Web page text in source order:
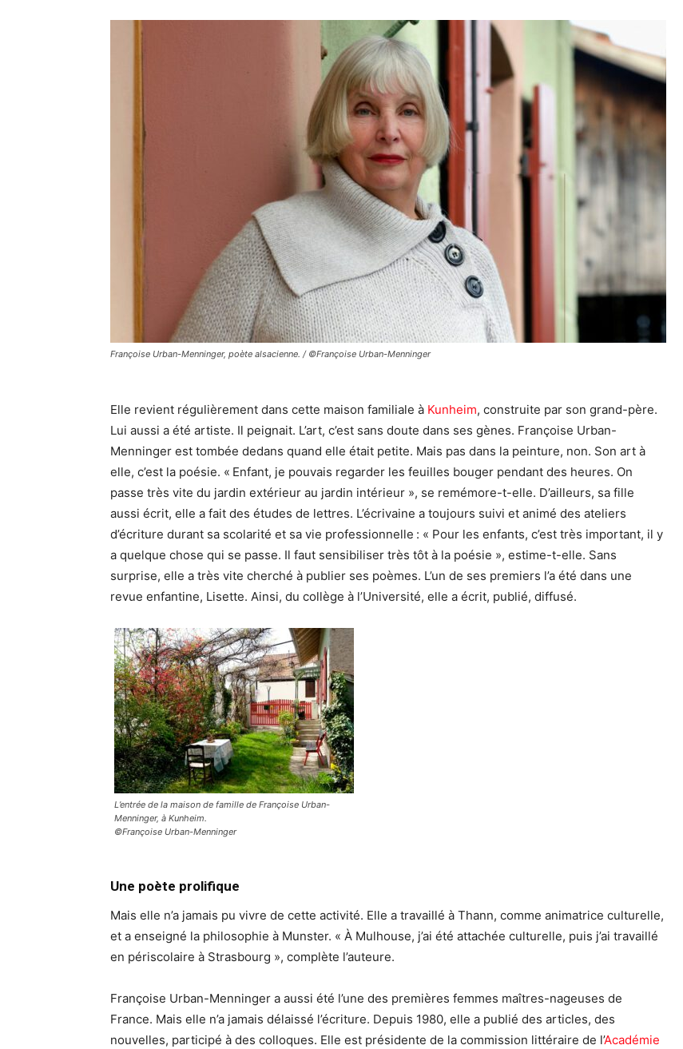
Françoise Urban-Menninger, poète alsacienne. / ©Françoise Urban-Menninger
Elle revient régulièrement dans cette maison familiale à Kunheim, construite par son grand-père.
Lui aussi a été artiste. Il peignait. L’art, c’est sans doute dans ses gènes. Françoise Urban-
Menninger est tombée dedans quand elle était petite. Mais pas dans la peinture, non. Son art à
elle, c’est la poésie. « Enfant, je pouvais regarder les feuilles bouger pendant des heures. On
passe très vite du jardin extérieur au jardin intérieur », se remémore-t-elle. D’ailleurs, sa fille
aussi écrit, elle a fait des études de lettres. L’écrivaine a toujours suivi et animé des ateliers
d’écriture durant sa scolarité et sa vie professionnelle : « Pour les enfants, c’est très important, il y
a quelque chose qui se passe. Il faut sensibiliser très tôt à la poésie », estime-t-elle. Sans
surprise, elle a très vite cherché à publier ses poèmes. L’un de ses premiers l’a été dans une
revue enfantine, Lisette. Ainsi, du collège à l’Université, elle a écrit, publié, diffusé.
L’entrée de la maison de famille de Françoise Urban-
Menninger, à Kunheim.
©Françoise Urban-Menninger
Une poète prolifique
Mais elle n’a jamais pu vivre de cette activité. Elle a travaillé à Thann, comme animatrice culturelle,
et a enseigné la philosophie à Munster. « À Mulhouse, j’ai été attachée culturelle, puis j’ai travaillé
en périscolaire à Strasbourg », complète l’auteure.
Françoise Urban-Menninger a aussi été l’une des premières femmes maîtres-nageuses de
France. Mais elle n’a jamais délaissé l’écriture. Depuis 1980, elle a publié des articles, des
nouvelles, participé à des colloques. Elle est présidente de la commission littéraire de l’Académie